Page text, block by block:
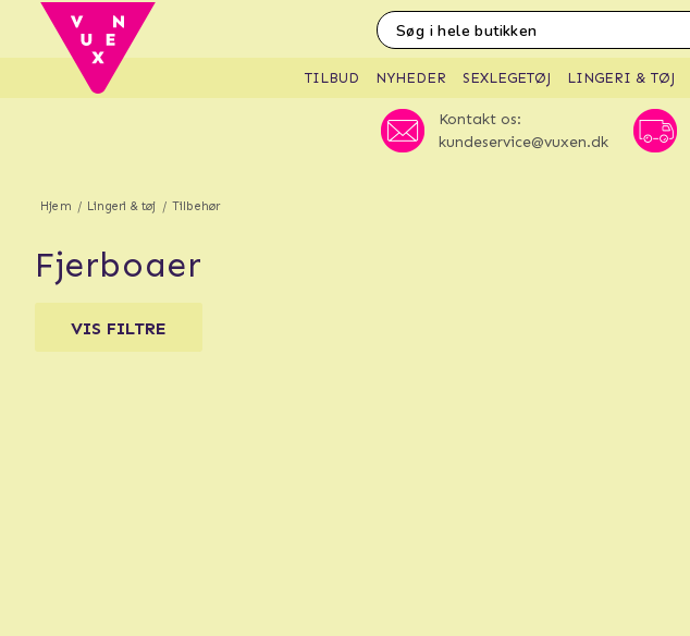
Hjem Lingeri & tøj Tilbehør
fjerboaer
VIS FILTRE
TILBUD NYHEDER SEXLEGETØJ LINGERI & TØJ
Kontakt os:
kundeservice@vuxen.dk